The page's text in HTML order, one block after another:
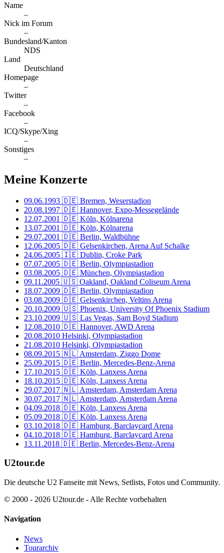
Name
–
Nick im Forum
–
Bundesland/Kanton
NDS
Land
Deutschland
Homepage
–
Twitter
–
Facebook
–
ICQ/Skype/Xing
–
Sonstiges
–
Meine Konzerte
09.06.1993 🇩🇪 Bremen, Weserstadion
20.08.1997 🇩🇪 Hannover, Expo-Messegelände
12.07.2001 🇩🇪 Köln, Kölnarena
13.07.2001 🇩🇪 Köln, Kölnarena
29.07.2001 🇩🇪 Berlin, Waldbühne
12.06.2005 🇩🇪 Gelsenkirchen, Arena Auf Schalke
24.06.2005 🇮🇪 Dublin, Croke Park
07.07.2005 🇩🇪 Berlin, Olympiastadion
03.08.2005 🇩🇪 München, Olympiastadion
09.11.2005 🇺🇸 Oakland, Oakland Coliseum Arena
18.07.2009 🇩🇪 Berlin, Olympiastadion
03.08.2009 🇩🇪 Gelsenkirchen, Veltins Arena
20.10.2009 🇺🇸 Phoenix, University Of Phoenix Stadium
23.10.2009 🇺🇸 Las Vegas, Sam Boyd Stadium
12.08.2010 🇩🇪 Hannover, AWD Arena
20.08.2010 Helsinki, Olympiastadion
21.08.2010 Helsinki, Olympiastadion
08.09.2015 🇳🇱 Amsterdam, Ziggo Dome
25.09.2015 🇩🇪 Berlin, Mercedes-Benz-Arena
17.10.2015 🇩🇪 Köln, Lanxess Arena
18.10.2015 🇩🇪 Köln, Lanxess Arena
29.07.2017 🇳🇱 Amsterdam, Amsterdam Arena
30.07.2017 🇳🇱 Amsterdam, Amsterdam Arena
04.09.2018 🇩🇪 Köln, Lanxess Arena
05.09.2018 🇩🇪 Köln, Lanxess Arena
03.10.2018 🇩🇪 Hamburg, Barclaycard Arena
04.10.2018 🇩🇪 Hamburg, Barclaycard Arena
13.11.2018 🇩🇪 Berlin, Mercedes-Benz-Arena
U2tour.de
Die deutsche U2 Fanseite mit News, Setlists, Fotos und Community.
© 2000 - 2026 U2tour.de - Alle Rechte vorbehalten
Navigation
News
Tourarchiv